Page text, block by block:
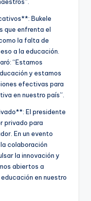
Bukele
que enfrenta el
la falta de
a la educación.
“Estamos
y estamos
efectivas para
en nuestro país”.
El presidente
privado para
En un evento
colaboración
la innovación y
abiertos a
en nuestro